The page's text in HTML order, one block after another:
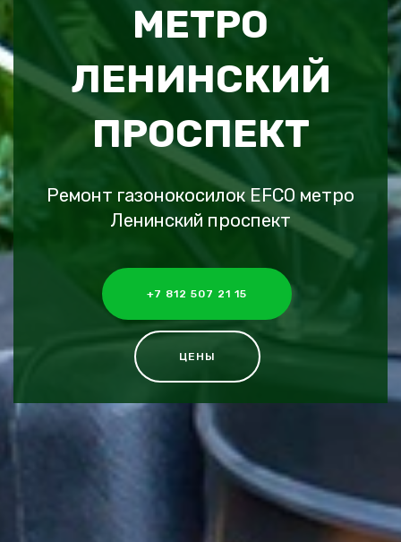
МЕТРО
ЛЕНИНСКИЙ
ПРОСПЕКТ
Ремонт газонокосилок EFCO метро
Ленинский проспект
+7 812 507 21 15
ЦЕНЫ